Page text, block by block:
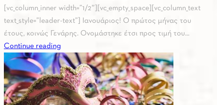
[vc_column_inner width=”1/2″][vc_empty_space][vc_column_text
text_style=”leader-text”] Ιανουάριος! Ο πρώτος μήνας του
έτους, κοινώς Γενάρης. Ονομάστηκε έτσι προς τιμή του...
Continue reading